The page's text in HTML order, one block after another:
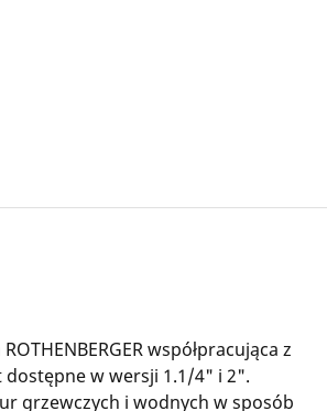
współpracująca z
dostępne w wersji 1.1/4" i 2".
grzewczych i wodnych w sposób